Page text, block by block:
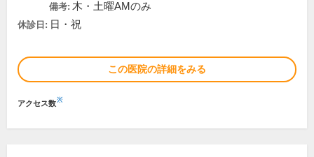
備考: 木・土曜AMのみ
休診日: 日・祝
この医院の詳細をみる
アクセス数※